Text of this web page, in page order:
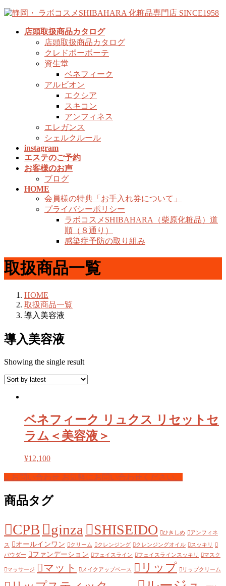
コ
ナ
店頭取扱商品カタログ
店頭取扱商品カタログ
クレドポーボーテ
資生堂
ベネフィーク
アルビオン
エクシア
スキコン
アンフィネス
エレガンス
シェルクルール
instagram
エステのご予約
お客様のお声
ブログ
HOME
会員様の特典「お手入れ券について」
プライバシーポリシー
ラボコスメSHIBAHARA（柴原化粧品）道
順（８通り）
感染症予防の取り組み
取扱商品一覧
HOME
取扱商品一覧
導入美容液
導入美容液
Showing the single result
ベネフィーク リュクス リセットセ
ラム＜美容液＞
¥12,100
お問い合わせ お気軽にお問い合わせください。
商品タグ
CPB ginza SHISEIDO ひきしめ アンフィネ
ス オールインワン クリーム クレンジング クレンジングオイル
スッキリ
パウダー
ファンデーション フェイスライン フェイスラインスッキリ マスク
マッサージ マット メイクアップベース リップ リップクリーム